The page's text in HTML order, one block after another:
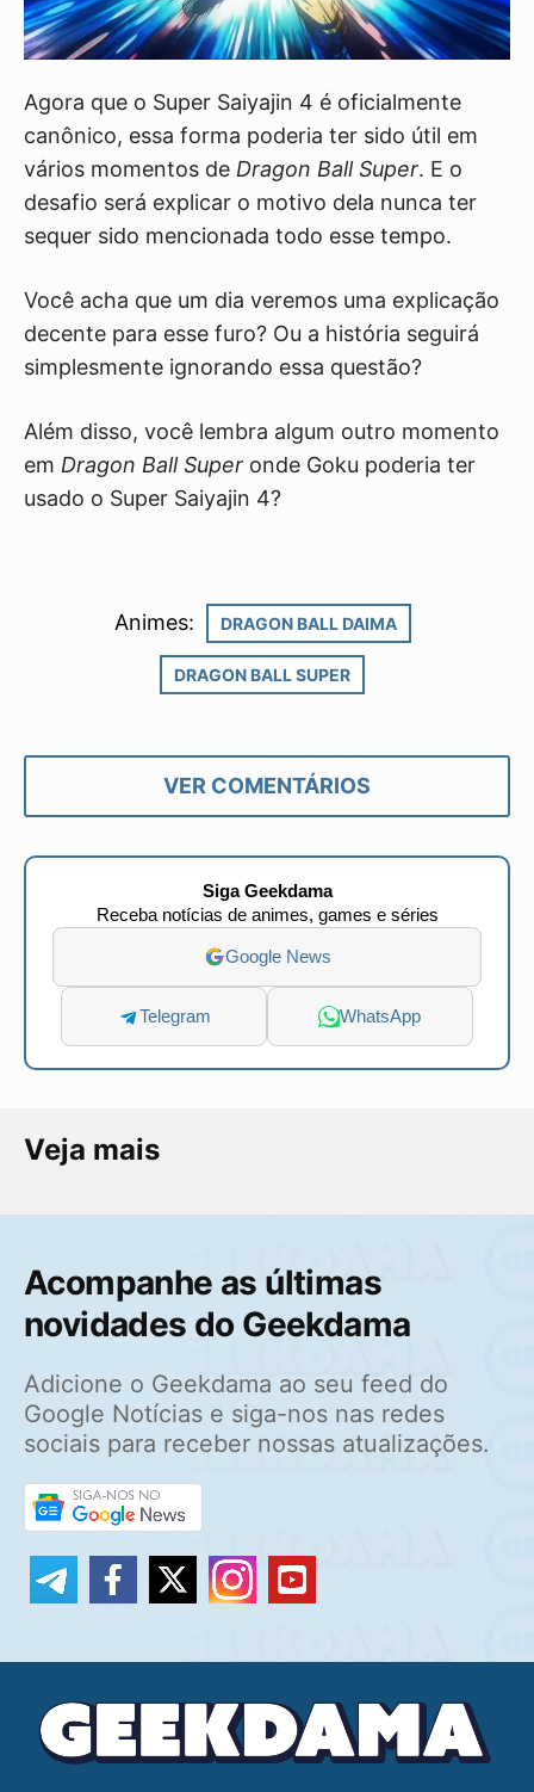
Agora que o Super Saiyajin 4 é oficialmente
canônico, essa forma poderia ter sido útil em
vários momentos de Dragon Ball Super. E o
desafio será explicar o motivo dela nunca ter
sequer sido mencionada todo esse tempo.
Você acha que um dia veremos uma explicação
decente para esse furo? Ou a história seguirá
simplesmente ignorando essa questão?
Além disso, você lembra algum outro momento
em Dragon Ball Super onde Goku poderia ter
usado o Super Saiyajin 4?
Animes: DRAGON BALL DAIMA
DRAGON BALL SUPER
VER COMENTÁRIOS
Siga Geekdama
Receba notícias de animes, games e séries
Google News
Telegram WhatsApp
Veja mais
Acompanhe as últimas
novidades do Geekdama
Adicione o Geekdama ao seu feed do
Google Notícias e siga-nos nas redes
sociais para receber nossas atualizações.